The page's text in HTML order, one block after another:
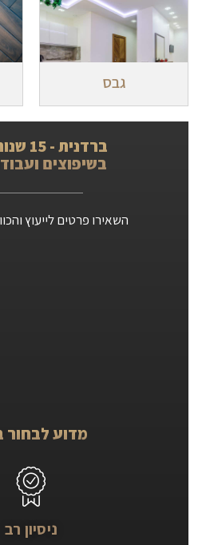
גבס
ברדנית - 15 שנות ניסיון
בשיפוצים
השאירו פרטים לייעוץ
מדוע לבחור
ניסיון רב